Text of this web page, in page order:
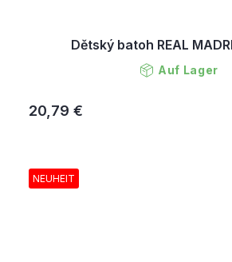
Dětský batoh REAL
Auf Lager
20,79 €
NEUHEIT